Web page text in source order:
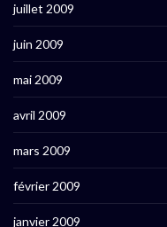
juillet 2009
juin 2009
mai 2009
avril 2009
mars 2009
février 2009
janvier 2009